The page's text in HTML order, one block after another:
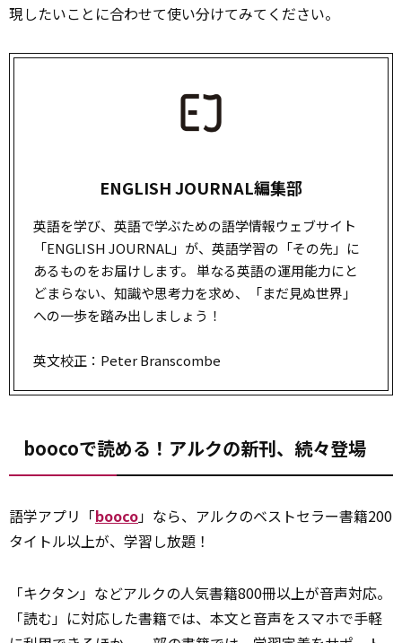
現したいことに合わせて使い分けてみてください。
ENGLISH JOURNAL編集部
英語を学び、英語で学ぶための語学情報ウェブサイト
「ENGLISH JOURNAL」が、英語学習の「その先」に
あるものをお届けします。 単なる英語の運用能力にと
どまらない、知識や思考力を求め、「まだ見ぬ世界」
への一歩を踏み出しましょう！
英文校正：Peter Branscombe
boocoで読める！アルクの新刊、続々登場
語学アプリ「booco」なら、アルクのベストセラー書籍200
タイトル以上が、学習し放題！
「キクタン」などアルクの人気書籍800冊以上が音声対応。
「読む」に対応した書籍では、本文と音声をスマホで手軽